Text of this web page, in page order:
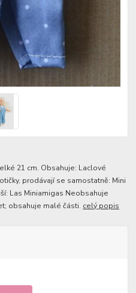
21 cm. Obsahuje: Laclové
prodávají se samostatně: Mini
Las Miniamigas Neobsahuje
obsahuje malé části. celý popis